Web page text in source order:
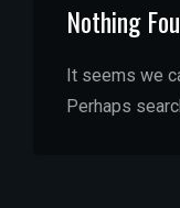
Nothing
It seems we
Perhaps